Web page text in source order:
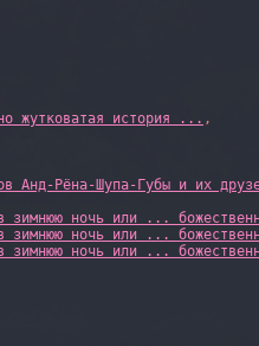
жутковатая история ... ,
Анд-Рёна-Шупа-Губы и их
зимнюю ночь или ...
зимнюю ночь или ...
зимнюю ночь или ...